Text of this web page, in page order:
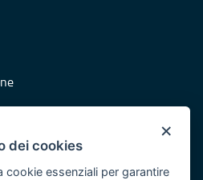
Puglia
del POR Puglia 2014/2020 -
×
dei cookies
cookie essenziali per garantire